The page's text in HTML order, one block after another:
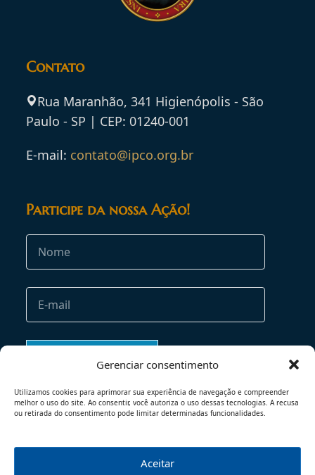
Gerenciar consentimento
Utilizamos cookies para aprimorar sua experiência de navegação e compreender
melhor o uso do site. Ao consentir, você autoriza o uso dessas tecnologias. A recusa
ou retirada do consentimento pode limitar determinadas funcionalidades.
Aceitar
Contato
Rua Maranhão, 341 Higienópolis - São
Paulo - SP | CEP: 01240-001
E-mail: contato@ipco.org.br
Participe da nossa Ação!
POLÍTICA DE PRIVACIDADE